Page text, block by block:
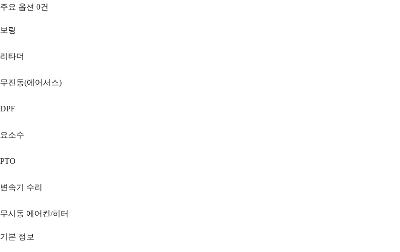
주요 옵션 0건
보링
리타더
무진동(에어서스)
DPF
요소수
PTO
변속기 수리
무시동 에어컨/히터
기본 정보